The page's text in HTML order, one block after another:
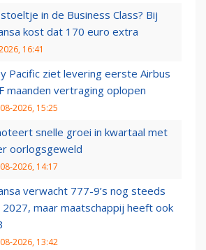
in de Business Class? Bij
kost dat 170 euro extra
16:41
Pacific ziet levering eerste Airbus
maanden vertraging oplopen
2026, 15:25
snelle groei in kwartaal met
oorlogsgeweld
2026, 14:17
verwacht 777-9’s nog steeds
2027, maar maatschappij heeft ook
2026, 13:42